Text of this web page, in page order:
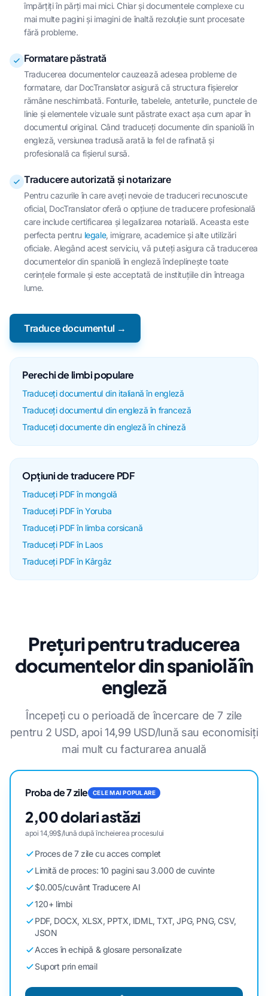
împărțiți în părți mai mici. Chiar și documentele complexe cu
mai multe pagini și imagini de înaltă rezoluție sunt procesate
fără probleme.
Formatare păstrată
Traducerea documentelor cauzează adesea probleme de
formatare, dar DocTranslator asigură că structura fișierelor
rămâne neschimbată. Fonturile, tabelele, anteturile, punctele de
linie și elementele vizuale sunt păstrate exact așa cum apar în
documentul original. Când traduceți documente din spaniolă în
engleză, versiunea tradusă arată la fel de rafinată și
profesională ca fișierul sursă.
Traducere autorizată și notarizare
Pentru cazurile în care aveți nevoie de traduceri recunoscute
oficial, DocTranslator oferă o opțiune de traducere profesională
care include certificarea și legalizarea notarială. Aceasta este
perfecta pentru legale, imigrare, academice și alte utilizări
oficiale. Alegând acest serviciu, vă puteți asigura că traducerea
documentelor din spaniolă în engleză îndeplinește toate
cerințele formale și este acceptată de instituțiile din întreaga
lume.
Traduce documentul →
Perechi de limbi populare
Traduceți documentul din italiană în engleză
Traduceți documentul din engleză în franceză
Traduceți documente din engleză în chineză
Opțiuni de traducere PDF
Traduceți PDF în mongolă
Traduceți PDF în Yoruba
Traduceți PDF în limba corsicană
Traduceți PDF în Laos
Traduceți PDF în Kârgâz
Prețuri pentru traducerea
documentelor din spaniolă în
engleză
Începeți cu o perioadă de încercare de 7 zile
pentru 2 USD, apoi 14,99 USD/lună sau economisiți
mai mult cu facturarea anuală
Proba de 7 zile CELE MAI POPULARE
2,00 dolari astăzi
apoi 14,99$/lună după încheierea procesului
Proces de 7 zile cu acces complet
Limită de proces: 10 pagini sau 3.000 de cuvinte
$0.005/cuvânt Traducere AI
120+ limbi
PDF, DOCX, XLSX, PPTX, IDML, TXT, JPG, PNG, CSV,
JSON
Acces în echipă & glosare personalizate
Suport prin email